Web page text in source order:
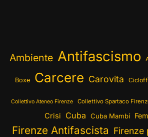
Ambiente Antifascismo
Boxe Carcere Carovita
Collettivo Ateneo Firenze Collettivo Spartaco
Crisi Cuba Cuba Mambí
Firenze Antifascista Firenze